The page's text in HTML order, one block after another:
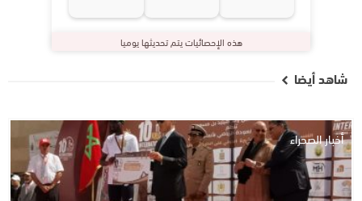
هذه الإحصائيات يتم تحديثها يوميا
شاهد أيضا
أخبار الصحراء